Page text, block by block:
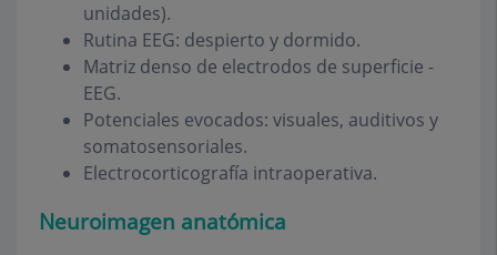
unidades).
Rutina EEG: despierto y dormido.
Matriz denso de electrodos de superficie -
EEG.
Potenciales evocados: visuales, auditivos y
somatosensoriales.
Electrocorticografía intraoperativa.
Neuroimagen anatómica